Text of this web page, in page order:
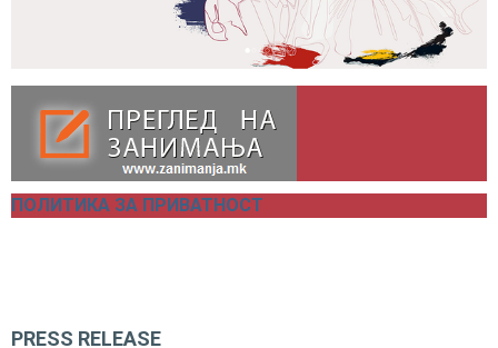
ПОЛИТИКА ЗА ПРИВАТНОСТ
PRESS RELEASE